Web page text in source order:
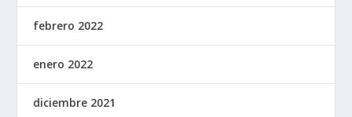
febrero 2022
enero 2022
diciembre 2021